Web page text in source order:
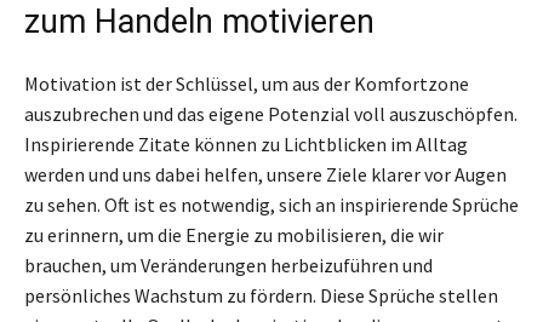
zum Handeln motivieren
Motivation ist der Schlüssel, um aus der Komfortzone
auszubrechen und das eigene Potenzial voll auszuschöpfen.
Inspirierende Zitate können zu Lichtblicken im Alltag
werden und uns dabei helfen, unsere Ziele klarer vor Augen
zu sehen. Oft ist es notwendig, sich an inspirierende Sprüche
zu erinnern, um die Energie zu mobilisieren, die wir
brauchen, um Veränderungen herbeizuführen und
persönliches Wachstum zu fördern. Diese Sprüche stellen